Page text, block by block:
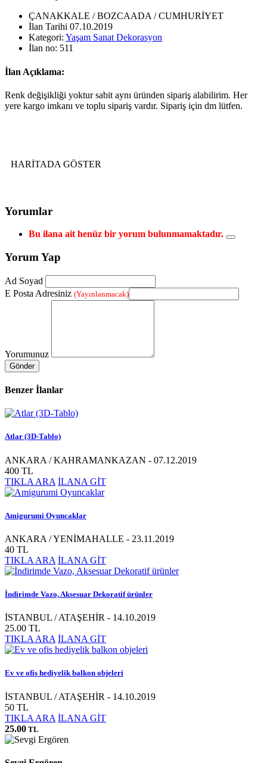
ÇANAKKALE / BOZCAADA / CUMHURİYET
İlan Tarihi 07.10.2019
Kategori: Yaşam Sanat Dekorasyon
İlan no: 511
İlan Açıklama:
Renk değişikliği yoktur sabit aynı üründen sipariş alabilirim. Her
yere kargo imkanı ve toplu sipariş vardır. Sipariş için dm lütfen.
HARİTADA GÖSTER
Yorumlar
Bu ilana ait henüz bir yorum bulunmamaktadır.
Yorum Yap
Ad Soyad
E Posta Adresiniz (Yayınlanmacak)
Yorumunuz
Gönder
Benzer İlanlar
Atlar (3D-Tablo)
ANKARA / KAHRAMANKAZAN - 07.12.2019
400 TL
TIKLA ARA İLANA GİT
Amigurumi Oyuncaklar
ANKARA / YENİMAHALLE - 23.11.2019
40 TL
TIKLA ARA İLANA GİT
İndirimde Vazo, Aksesuar Dekoratif ürünler
İSTANBUL / ATAŞEHİR - 14.10.2019
25.00 TL
TIKLA ARA İLANA GİT
Ev ve ofis hediyelik balkon objeleri
İSTANBUL / ATAŞEHİR - 14.10.2019
50 TL
TIKLA ARA İLANA GİT
25.00 TL